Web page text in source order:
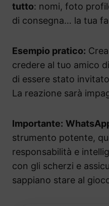
tutto: nomi, foto
di consegna… la tua
Esempio pratico:
credere al tuo amico
di essere stato
La reazione sarà
Importante:
strumento potente,
responsabilità e
con gli scherzi e
sappiano stare al